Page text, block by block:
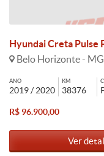
Hyundai Creta Pulse
Belo Horizonte - MG
ANO
2019 / 2020
KM
38376
R$ 96.900,00
Ver